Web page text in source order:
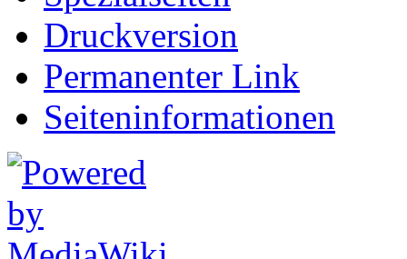
Druckversion
Permanenter Link
Seiten­informationen